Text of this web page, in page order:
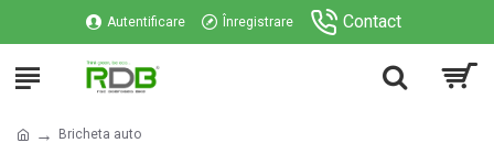
Autentificare Înregistrare Contact
Bricheta auto